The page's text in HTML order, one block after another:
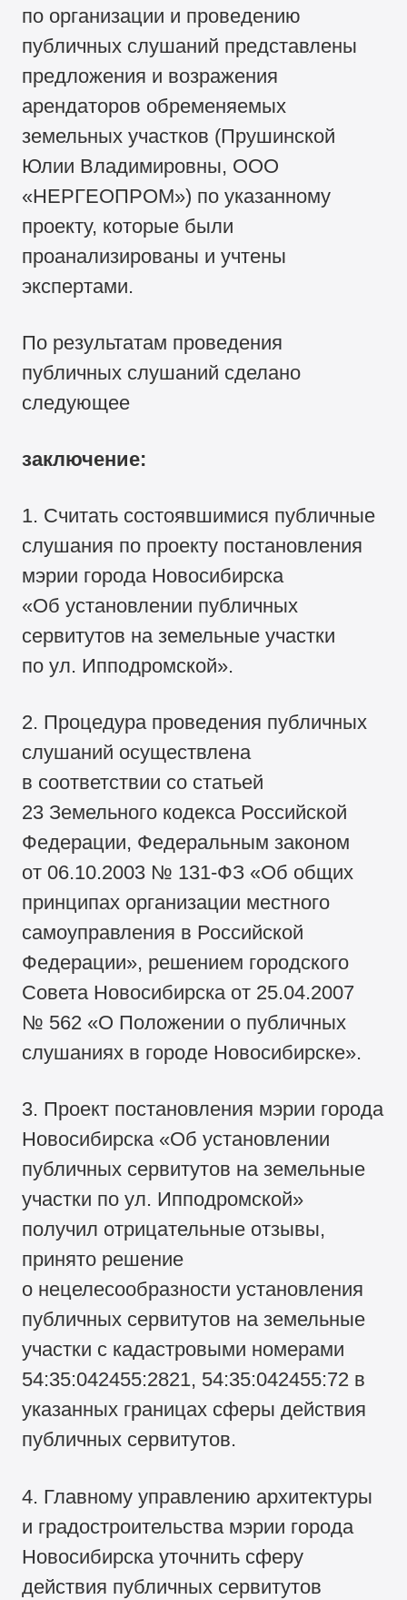
по организации и проведению
публичных слушаний представлены
предложения и возражения
арендаторов обременяемых
земельных участков (Прушинской
Юлии Владимировны, ООО
«НЕРГЕОПРОМ») по указанному
проекту, которые были
проанализированы и учтены
экспертами.
По результатам проведения
публичных слушаний сделано
следующее
заключение:
1. Считать состоявшимися публичные
слушания по проекту постановления
мэрии города Новосибирска
«Об установлении публичных
сервитутов на земельные участки
по ул. Ипподромской».
2. Процедура проведения публичных
слушаний осуществлена
в соответствии со статьей
23 Земельного кодекса Российской
Федерации, Федеральным законом
от 06.10.2003 № 131-ФЗ «Об общих
принципах организации местного
самоуправления в Российской
Федерации», решением городского
Совета Новосибирска от 25.04.2007
№ 562 «О Положении о публичных
слушаниях в городе Новосибирске».
3. Проект постановления мэрии города
Новосибирска «Об установлении
публичных сервитутов на земельные
участки по ул. Ипподромской»
получил отрицательные отзывы,
принято решение
о нецелесообразности установления
публичных сервитутов на земельные
участки с кадастровыми номерами
54:35:042455:2821, 54:35:042455:72 в
указанных границах сферы действия
публичных сервитутов.
4. Главному управлению архитектуры
и градостроительства мэрии города
Новосибирска уточнить сферу
действия публичных сервитутов